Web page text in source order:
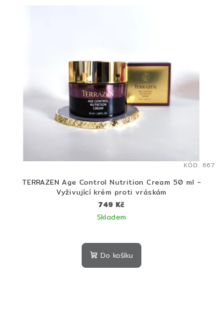
TERRAZEN Age Control Nutrition Cream 50 ml -
Vyživující krém proti vráskám
749 Kč
Skladem
Do košíku
KÓD: 667